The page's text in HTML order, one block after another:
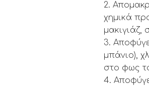
2.
χημικά
μακιγιάζ,
3.
μπάνιο),
στο φως
4.